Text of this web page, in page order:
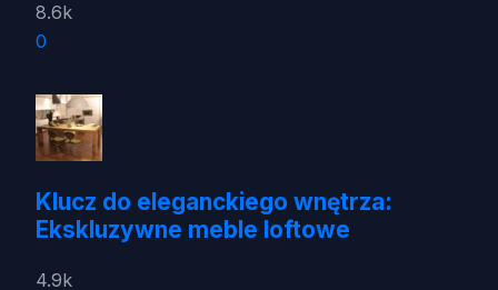
8.6k
0
Klucz do eleganckiego wnętrza:
Ekskluzywne meble loftowe
4.9k